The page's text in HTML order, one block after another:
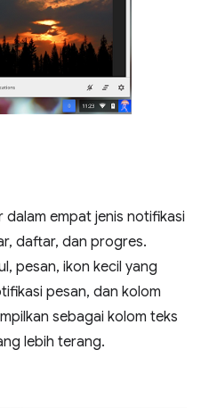
empat jenis notifikasi
daftar, dan progres.
pesan, ikon kecil yang
pesan, dan kolom
sebagai kolom teks
lebih terang.